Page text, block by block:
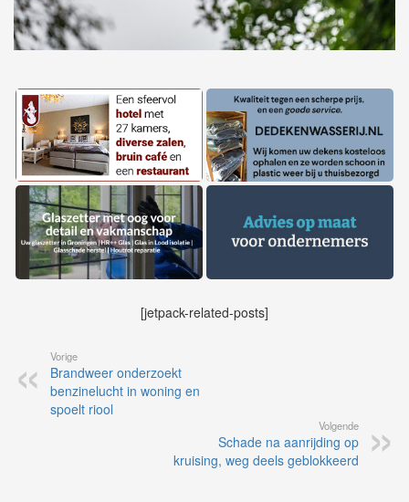
[jetpack-related-posts]
Vorige
Brandweer onderzoekt
benzinelucht in woning en
spoelt riool
Volgende
Schade na aanrijding op
kruising, weg deels geblokkeerd